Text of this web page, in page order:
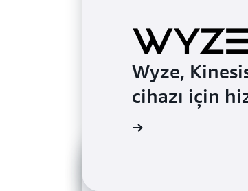
Wyze,
cihazı için